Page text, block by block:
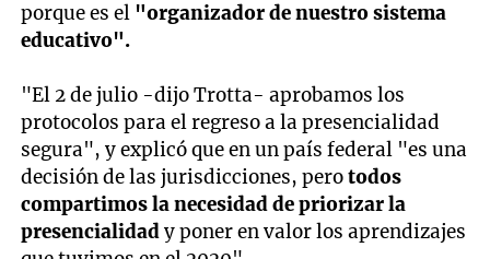
porque es el "organizador de nuestro sistema
educativo".
"El 2 de julio -dijo Trotta- aprobamos los
protocolos para el regreso a la presencialidad
segura", y explicó que en un país federal "es una
decisión de las jurisdicciones, perotodos
compartimos la necesidad de priorizar la
presencialidady poner en valor los aprendizajes